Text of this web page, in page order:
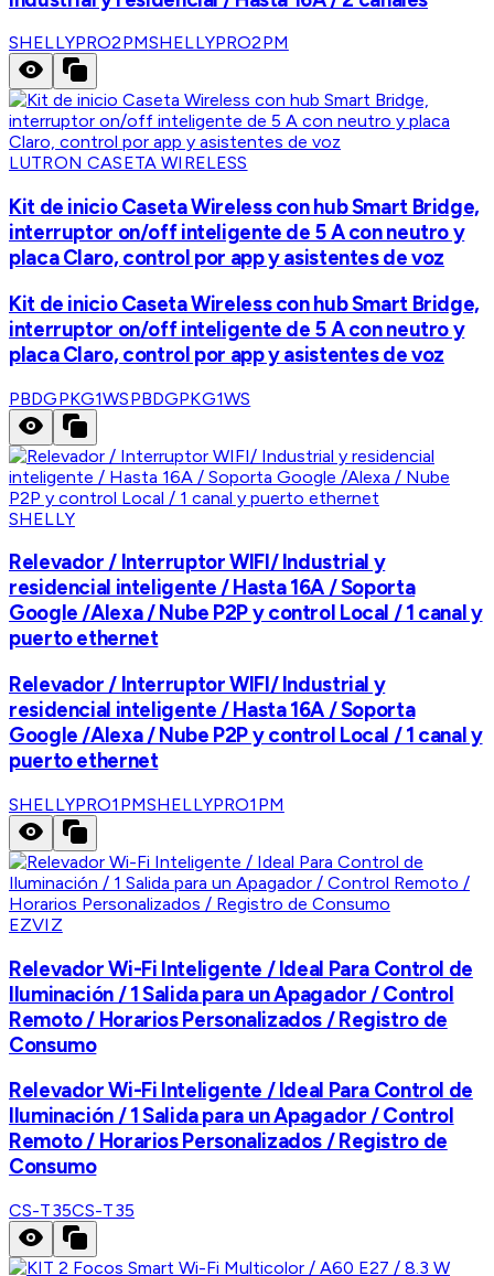
SHELLYPRO2PMSHELLYPRO2PM
LUTRON CASETA WIRELESS
Kit de inicio Caseta Wireless con hub Smart Bridge,
interruptor on/off inteligente de 5 A con neutro y
placa Claro, control por app y asistentes de voz
Kit de inicio Caseta Wireless con hub Smart Bridge,
interruptor on/off inteligente de 5 A con neutro y
placa Claro, control por app y asistentes de voz
PBDGPKG1WSPBDGPKG1WS
SHELLY
Relevador / Interruptor WIFI/ Industrial y
residencial inteligente / Hasta 16A / Soporta
Google /Alexa / Nube P2P y control Local / 1 canal y
puerto ethernet
Relevador / Interruptor WIFI/ Industrial y
residencial inteligente / Hasta 16A / Soporta
Google /Alexa / Nube P2P y control Local / 1 canal y
puerto ethernet
SHELLYPRO1PMSHELLYPRO1PM
EZVIZ
Relevador Wi-Fi Inteligente / Ideal Para Control de
Iluminación / 1 Salida para un Apagador / Control
Remoto / Horarios Personalizados / Registro de
Consumo
Relevador Wi-Fi Inteligente / Ideal Para Control de
Iluminación / 1 Salida para un Apagador / Control
Remoto / Horarios Personalizados / Registro de
Consumo
CS-T35CS-T35